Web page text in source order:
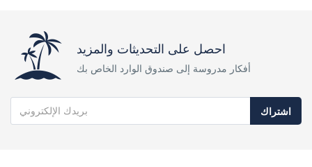
احصل على التحديثات والمزيد
أفكار مدروسة إلى صندوق الوارد الخاص بك
اشتراك